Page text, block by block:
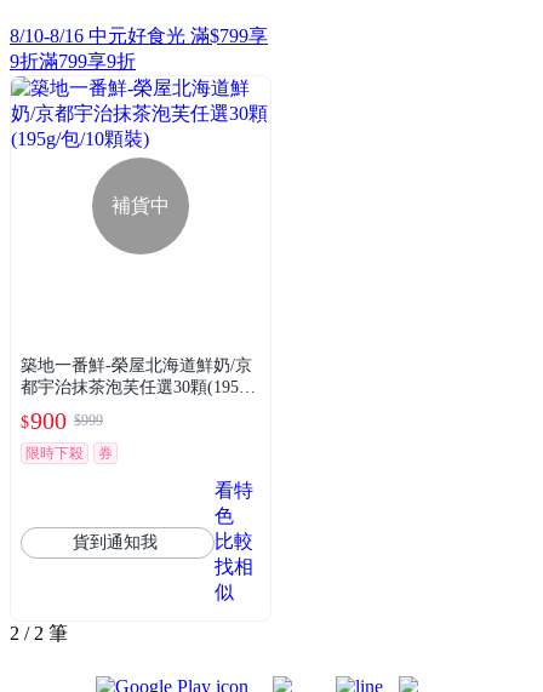
8/10-8/16 中元好食光 滿$799享
9折滿799享9折
補貨中
築地一番鮮-榮屋北海道鮮奶/京
都宇治抹茶泡芙任選30顆(195g/
包/10顆裝)
$900 $999
限時下殺
券
貨到通知我
看特
色
比較
找相
似
2 / 2 筆